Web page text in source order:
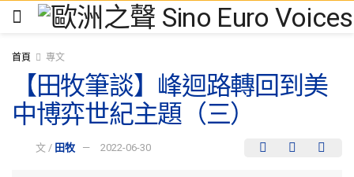
首頁 專文
【田牧筆談】峰迴路轉回到美
中博弈世紀主題（三）
文 / 田牧 2022-06-30